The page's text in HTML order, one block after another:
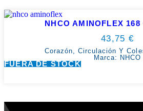
NHCO AMINOFLEX
43,75€
Corazón, Circulación Y
Marca: NHCO
FUERA DE STOCK